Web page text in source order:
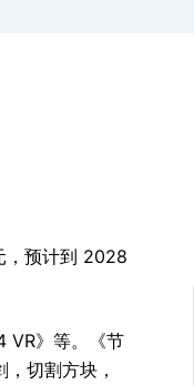
，预计到 2028
VR》等。《节
切割方块，